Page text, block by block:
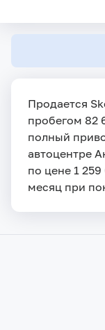
Продается
пробегом 82
полный
автоцентре
по цене 1
месяц при